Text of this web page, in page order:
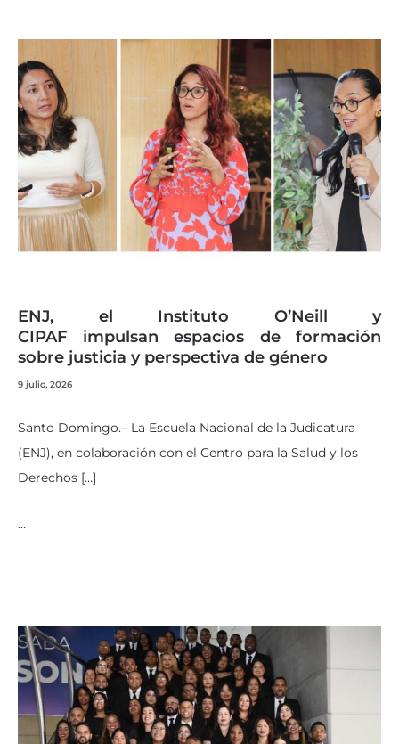
ENJ, el Instituto O’Neill y
CIPAF impulsan espacios de formación
sobre justicia y perspectiva de género
9 julio, 2026
Santo Domingo.– La Escuela Nacional de la Judicatura
(ENJ), en colaboración con el Centro para la Salud y los
Derechos […]
…